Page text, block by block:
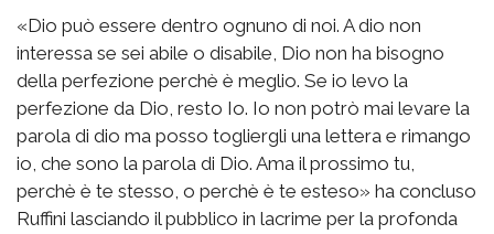
«Dio può essere dentro ognuno di noi. A dio non
interessa se sei abile o disabile, Dio non ha bisogno
della perfezione perchè è meglio. Se io levo la
perfezione da Dio, resto Io. Io non potrò mai levare la
parola di dio ma posso togliergli una lettera e rimango
io, che sono la parola di Dio. Ama il prossimo tu,
perchè è te stesso, o perchè è te esteso» ha concluso
Ruffini lasciando il pubblico in lacrime per la profonda